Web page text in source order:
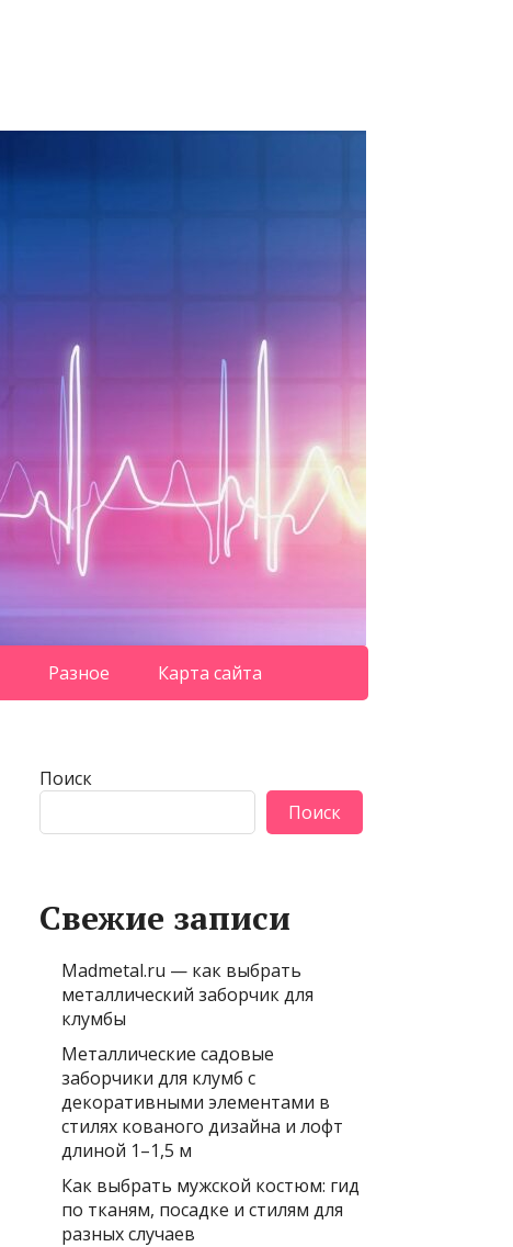
Разное Карта сайта
Поиск
Поиск
Свежие записи
Madmetal.ru — как выбрать
металлический заборчик для
клумбы
Металлические садовые
заборчики для клумб с
декоративными элементами в
стилях кованого дизайна и лофт
длиной 1–1,5 м
Как выбрать мужской костюм: гид
по тканям, посадке и стилям для
разных случаев